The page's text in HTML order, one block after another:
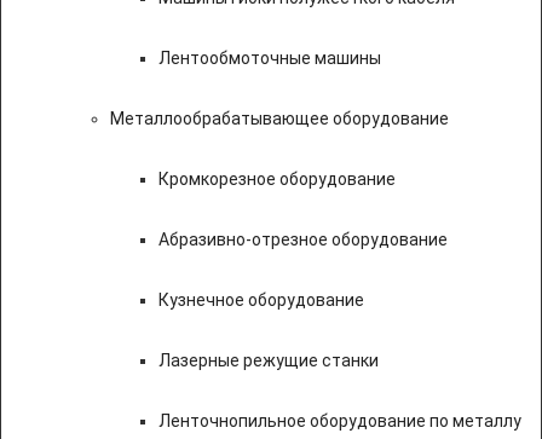
Лентообмоточные машины
Металлообрабатывающее оборудование
Кромкорезное оборудование
Абразивно-отрезное оборудование
Кузнечное оборудование
Лазерные режущие станки
Ленточнопильное оборудование по металлу